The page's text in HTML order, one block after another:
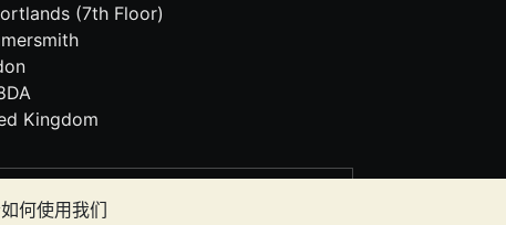
何使用我们
(7th Floor)
Kingdom